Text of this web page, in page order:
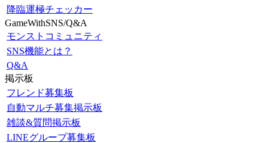
降臨運極チェッカー
GameWithSNS/Q&A
モンストコミュニティ
SNS機能とは？
Q&A
掲示板
フレンド募集板
自動マルチ募集掲示板
雑談&質問掲示板
LINEグループ募集板